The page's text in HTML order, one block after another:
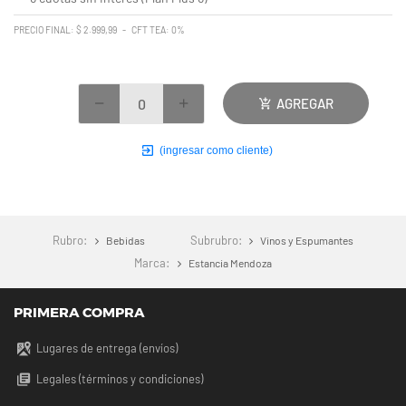
PRECIO FINAL: $ 2.999,99 - CFT TEA: 0%
AGREGAR
(ingresar como cliente)
Rubro: Bebidas Subrubro: Vinos y Espumantes
Marca: Estancia Mendoza
PRIMERA COMPRA
Lugares de entrega (envíos)
Legales (términos y condiciones)